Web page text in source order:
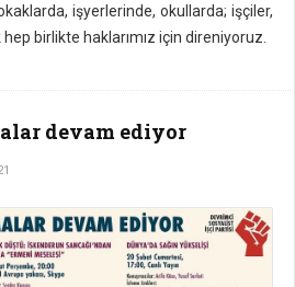
işyerlerinde, okullarda; işçiler,
birlikte haklarımız için direniyoruz.
devam ediyor